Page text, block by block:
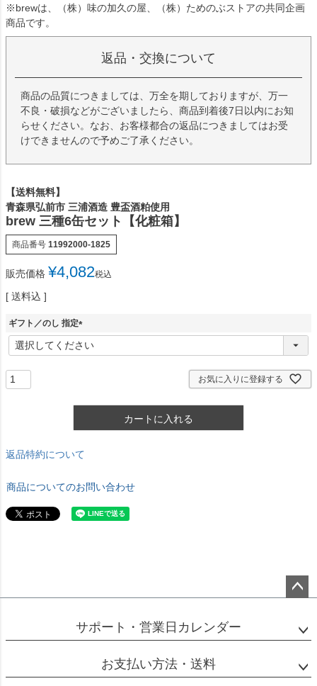
※brewは、（株）味の加久の屋、（株）ためのぶストアの共同企画
商品です。
返品・交換について
商品の品質につきましては、万全を期しておりますが、万一
不良・破損などがございましたら、商品到着後7日以内にお知
らせください。なお、お客様都合の返品につきましてはお受
けできませんので予めご了承ください。
【送料無料】
青森県弘前市 三浦酒造 豊盃酒粕使用
brew 三種6缶セット【化粧箱】
商品番号 11992000-1825
販売価格 ¥4,082税込
送料込
ギフト／のし 指定
(
必
お気に入りに登録する
カートに入れる
返品特約について
商品についてのお問い合わせ
ップ
サポート・営業日カレンダー
お支払い方法・送料